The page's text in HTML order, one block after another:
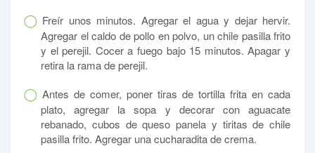
Freír unos minutos. Agregar el agua y dejar hervir.
Agregar el caldo de pollo en polvo, un chile pasilla frito
y el perejil. Cocer a fuego bajo 15 minutos. Apagar y
retira la rama de perejil.
Antes de comer, poner tiras de tortilla frita en cada
plato, agregar la sopa y decorar con aguacate
rebanado, cubos de queso panela y tiritas de chile
pasilla frito. Agregar una cucharadita de crema.